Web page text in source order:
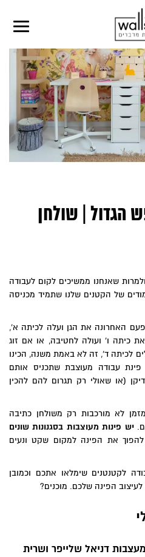
הגדול | שולחן
שאנחנו ממשיכים לקום לעבודה
של הקטנים שלנו שתמיד מכניסה
האחרונה את הגן ועלה לכיתה א',
כיתה ו' ועולה לחטיבה, או אם זוג
לכיתה ד', זה לא באמת משנה, הכינו
עבודה מעוצבת שתכניס אותם
(או שאולי רק תגרום להם להכין
לא מורכבות רק משולחן כתיבה
יש פינות מעוצבות בסגנונות שונים
להפוך את הפינה למקום שקט ונעים
לקטנטנים שימלאו אתכם וכמובן
הפינה שלכם. מוכנים?
דניאל שלייפר ושרית